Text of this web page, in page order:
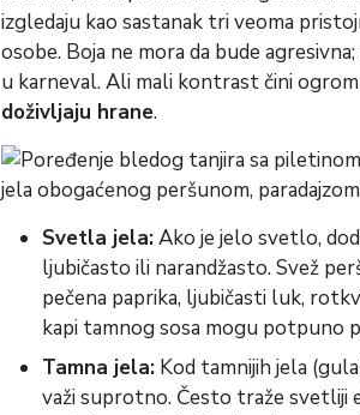
izgledaju kao sastanak tri veoma
osobe. Boja ne mora da bude
u karneval. Ali mali kontrast čini
doživljaju hrane.
Svetla jela:Ako je jelo svetlo,
ljubičasto ili narandžasto. Svež
pečena paprika, ljubičasti luk,
kapi tamnog sosa mogu potpuno
Tamna jela: Kod tamnijih jela
važi suprotno. Često traže svetliji